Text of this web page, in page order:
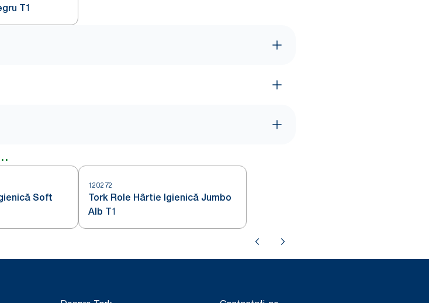
T1
Soft
120272
Tork Role Hârtie Igienică Jumbo
Alb T1